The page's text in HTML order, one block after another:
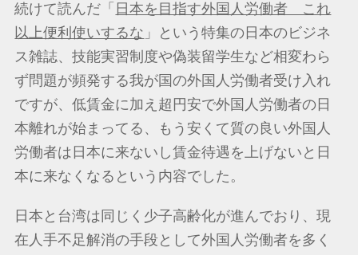
続けて読んだ「 日本を目指す外国人労働者 これ
以上便利使いするな 」という特集の日本のビジネ
ス雑誌、技能実習制度や偽装留学生など相変わら
ず問題が頻発する我が国の外国人労働者受け入れ
ですが、低賃金に加え超円安で外国人労働者の日
本離れが始まってる、もう安くて質の良い外国人
労働者は日本に来ないし賃金待遇を上げないと日
本に来なくなるという内容でした。
日本と台湾は同じく少子高齢化が進んでおり、現
在人手不足解消の手段として外国人労働者を多く